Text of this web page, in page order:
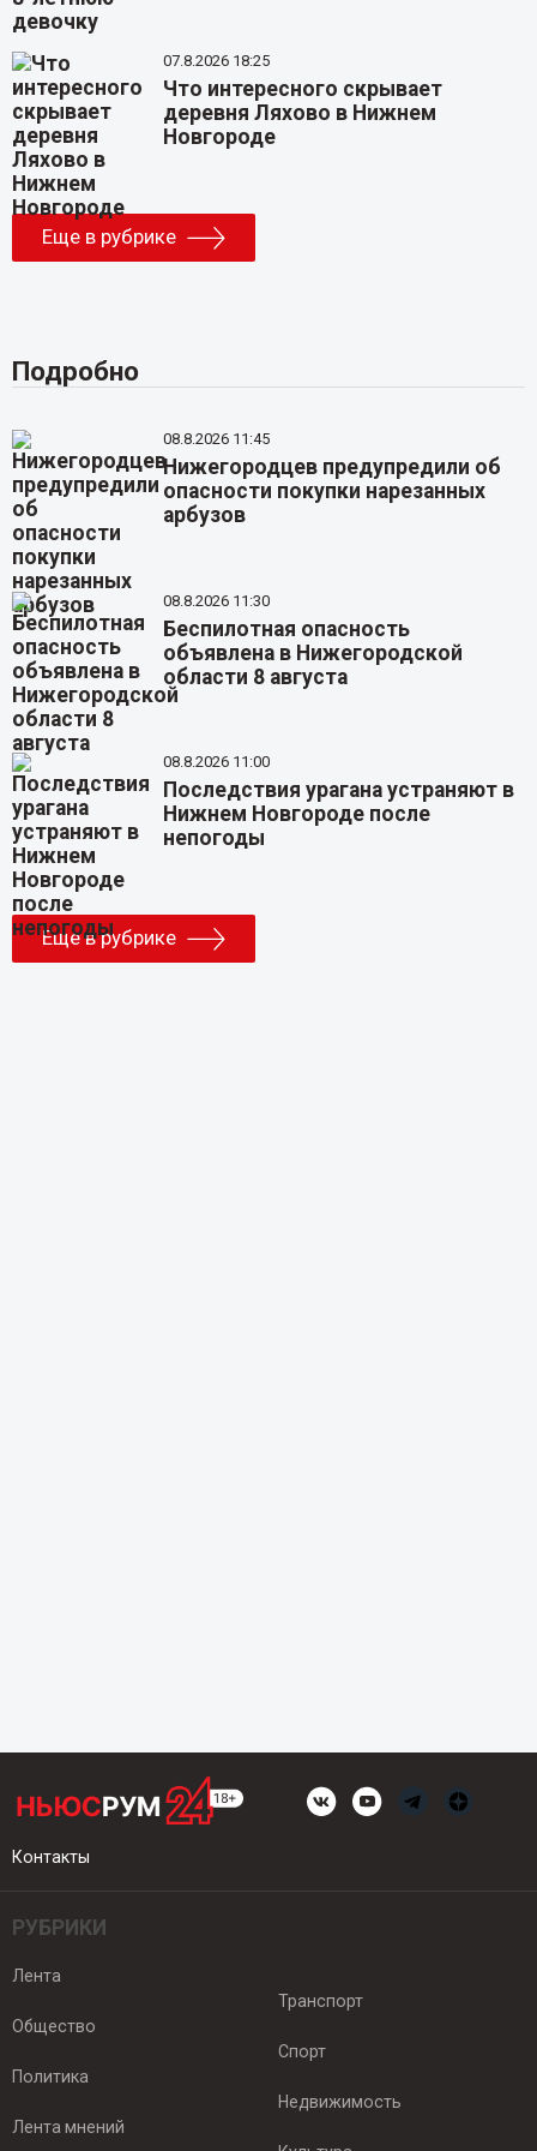
07.8.2026 18:25
Что интересного скрывает
деревня Ляхово в Нижнем
Новгороде
Еще в рубрике
Подробно
08.8.2026 11:45
Нижегородцев предупредили об
опасности покупки нарезанных
арбузов
08.8.2026 11:30
Беспилотная опасность
объявлена в Нижегородской
области 8 августа
08.8.2026 11:00
Последствия урагана устраняют в
Нижнем Новгороде после
непогоды
Еще в рубрике
Контакты
РУБРИКИ
Лента
Общество
Политика
Лента мнений
Транспорт
Спорт
Недвижимость